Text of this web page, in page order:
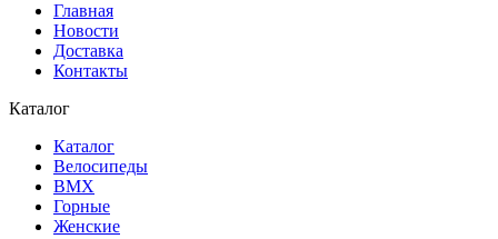
Главная
Новости
Доставка
Контакты
Каталог
Каталог
Велосипеды
BMX
Горные
Женские